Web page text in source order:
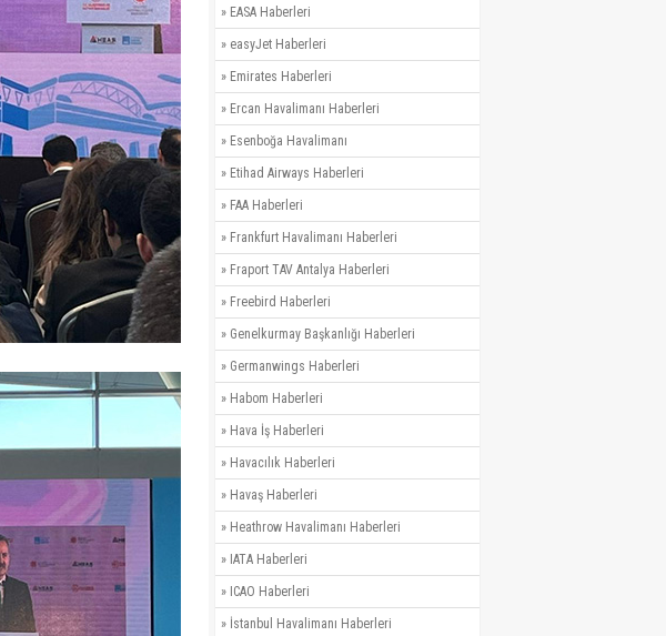
» EASA Haberleri
» easyJet Haberleri
» Emirates Haberleri
» Ercan Havalimanı Haberleri
» Esenboğa Havalimanı
» Etihad Airways Haberleri
» FAA Haberleri
» Frankfurt Havalimanı Haberleri
» Fraport TAV Antalya Haberleri
» Freebird Haberleri
» Genelkurmay Başkanlığı Haberleri
» Germanwings Haberleri
» Habom Haberleri
» Hava İş Haberleri
» Havacılık Haberleri
» Havaş Haberleri
» Heathrow Havalimanı Haberleri
» IATA Haberleri
» ICAO Haberleri
» İstanbul Havalimanı Haberleri